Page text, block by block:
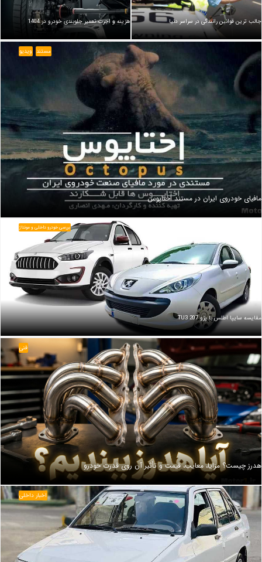
جالب ترین قوانین رانندگی در سراسر دنیا هزینه و اجرت تعمیر جلوبندی خودرو در 1404
مافیای خودروی ایران در مستند اختاپوس
مستند ویدیو
مقایسه سایپا اطلس با پژو 207 TU3
بررسی خودرو داخلی و مونتاژ
هدرز چیست؟ مزایا، معایب، قیمت و تأثیر آن روی قدرت خودرو
فنی
اخبار داخلی